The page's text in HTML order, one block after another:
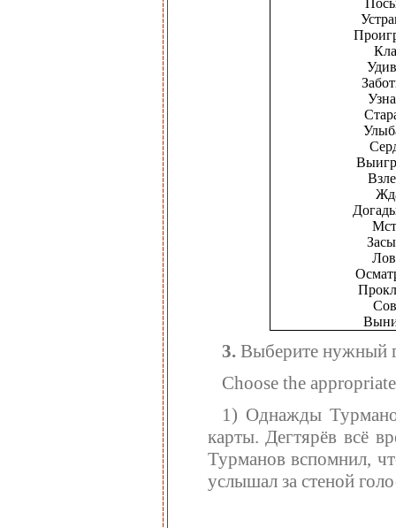
3. Выберите нужный
Choose the
1) Однажды
карты. Дегтярёв всё
Турманов вспомнил,
услышал за стеной